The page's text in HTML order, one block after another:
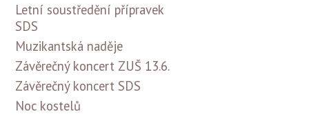
Letní soustředění přípravek
SDS
Muzikantská naděje
Závěrečný koncert ZUŠ 13.6.
Závěrečný koncert SDS
Noc kostelů